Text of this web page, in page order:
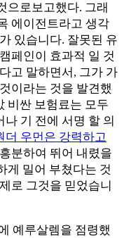
으로보고했다. 그래
에이전트라고 생각
있습니다. 잘못된 유
페인이 효과적 일 것
고 말하면서, 그가 가
이라는 것을 발견했
비싼 보험료는 모두
기 전에 서명 할 의
더 우먼은 강력하고
분하여 뛰어 내렸을
게 밀어 부쳤다는 것
로 그것을 믿었습니
예루살렘을 점령했